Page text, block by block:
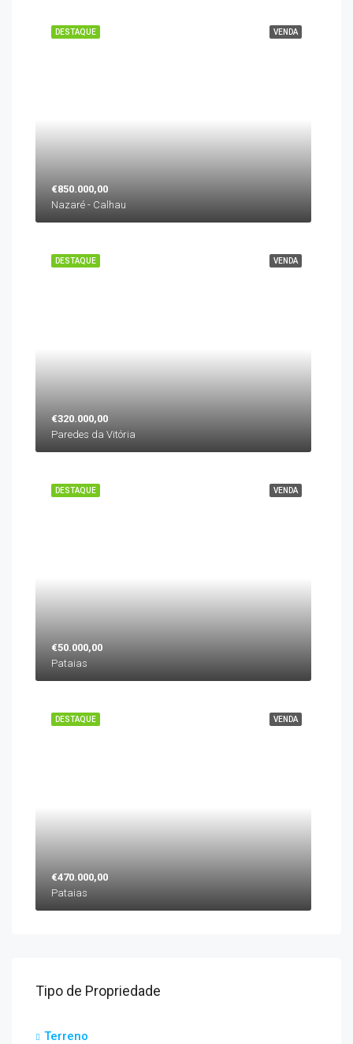
VENDA
DESTAQUE
€850.000,00
Nazaré - Calhau
VENDA
DESTAQUE
€320.000,00
Paredes da Vitória
VENDA
DESTAQUE
€50.000,00
Pataias
VENDA
DESTAQUE
€470.000,00
Pataias
Tipo de Propriedade
Terreno